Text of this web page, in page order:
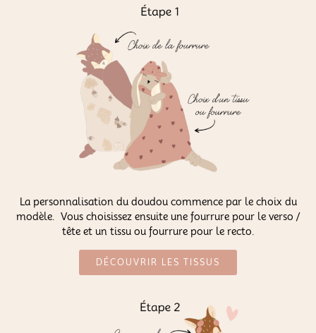
La personnalisation du doudou commence par le choix du
modèle. Vous choisissez ensuite une fourrure pour le verso /
tête et un tissu ou fourrure pour le recto.
DÉCOUVRIR LES TISSUS